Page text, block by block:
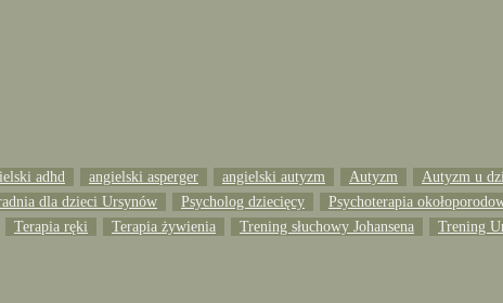
adhd angielski asperger angielski autyzm Autyzm Autyzm u
dla dzieci Ursynów Psycholog dziecięcy Psychoterapia
Terapia ręki Terapia żywienia Trening słuchowy Johansena Trening